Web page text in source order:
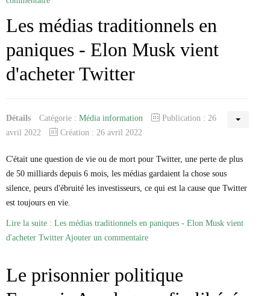
Les médias traditionnels en
paniques - Elon Musk vient
d'acheter Twitter
Détails Catégorie : Média information
Publication : 26
avril 2022
Création : 26 avril 2022
C'était une question de vie ou de mort pour Twitter, une perte de plus
de 50 milliards depuis 6 mois, les médias gardaient la chose sous
silence, peurs d'ébruité les investisseurs, ce qui est la cause que Twitter
est toujours en vie.
Lire la suite : Les médias traditionnels en paniques - Elon Musk vient
d'acheter Twitter Ajouter un commentaire
Le prisonnier politique